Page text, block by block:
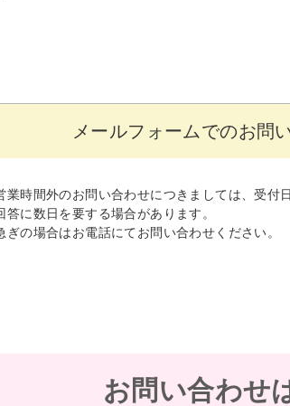
メールフォームでのお問
業時間外のお問い合わせにつきましては、受付
答に数日を要する場合があります。
ぎの場合はお電話にてお問い合わせください。
お問い合わせ